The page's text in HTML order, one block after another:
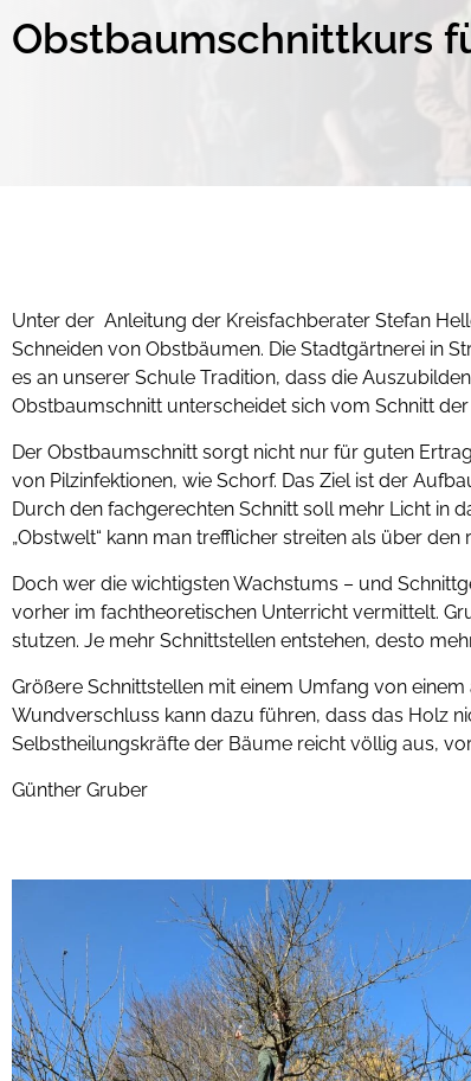
Obstbaumschnittkurs
Unter der Anleitung der Kreisfachberater Stefan
Schneiden von Obstbäumen. Die Stadtgärtnerei in
es an unserer Schule Tradition, dass die
Obstbaumschnitt unterscheidet sich vom Schnitt
Der Obstbaumschnitt sorgt nicht nur für guten
von Pilzinfektionen, wie Schorf. Das Ziel ist der
Durch den fachgerechten Schnitt soll mehr Licht in
„Obstwelt“ kann man trefflicher streiten als über den
Doch wer die wichtigsten Wachstums – und
vorher im fachtheoretischen Unterricht vermittelt.
stutzen. Je mehr Schnittstellen entstehen, desto
Größere Schnittstellen mit einem Umfang von
Wundverschluss kann dazu führen, dass das Holz
Selbstheilungskräfte der Bäume reicht völlig aus,
Günther Gruber